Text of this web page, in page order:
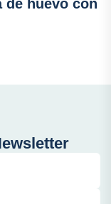
de huevo con